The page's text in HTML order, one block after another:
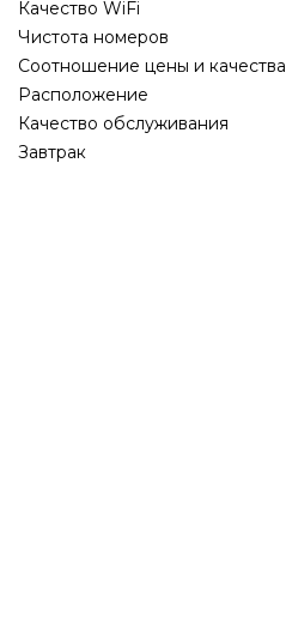
Качество WiFi
Чистота номеров
Соотношение цены и качества
Расположение
Качество обслуживания
Завтрак